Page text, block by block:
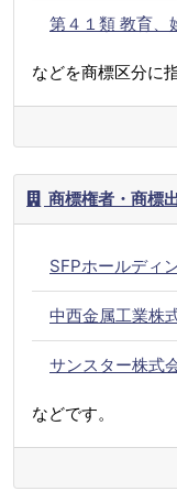
第４１類 教育、
などを商標区分に
商標権者・商標
SFPホールディ
中西金属工業株
サンスター株式
などです。